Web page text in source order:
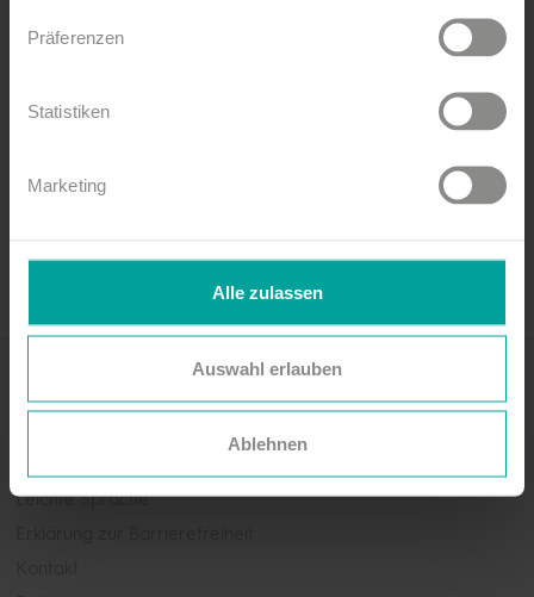
Präferenzen
Statistiken
Marketing
Alle zulassen
Auswahl erlauben
Ablehnen
League, Europa League, Conference League
sowie ausgewählte Länderspiele). Für Bier und
kühle Drinks sorgt unsere Deichkind-Crew.
Kommt einfach vorbei und fiebert mit, natürlich
Newsletter abonnieren!
Leichte Sprache